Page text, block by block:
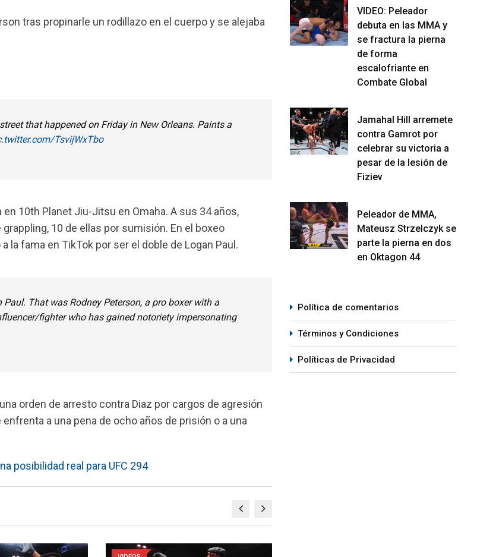
tras propinarle un rodillazo en el cuerpo y se alejaba
that happened on Friday in New Orleans. Paints a
TsvijWxTbo
10th Planet Jiu-Jitsu en Omaha. A sus 34 años,
10 de ellas por sumisión. En el boxeo
la fama en TikTok por ser el doble de Logan Paul.
That was Rodney Peterson, a pro boxer with a
fighter who has gained notoriety impersonating
orden de arresto contra Diaz por cargos de agresión
a una pena de ocho años de prisión o a una
posibilidad real para UFC 294
VIDEO: Peleador
debuta en las MMA y
se fractura la pierna
de forma
escalofriante en
Combate Global
Jamahal Hill arremete
contra Gamrot por
celebrar su victoria a
pesar de la lesión de
Fiziev
Peleador de MMA,
Mateusz Strzelczyk se
parte la pierna en dos
en Oktagon 44
Política de comentarios
Términos y Condiciones
Políticas de Privacidad